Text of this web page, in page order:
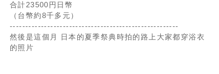
合計23500円日幣
（台幣約8千多元）
------------------------------------------------------
然後是這個月 日本的夏季祭典時拍的路上大家都穿浴衣
的照片